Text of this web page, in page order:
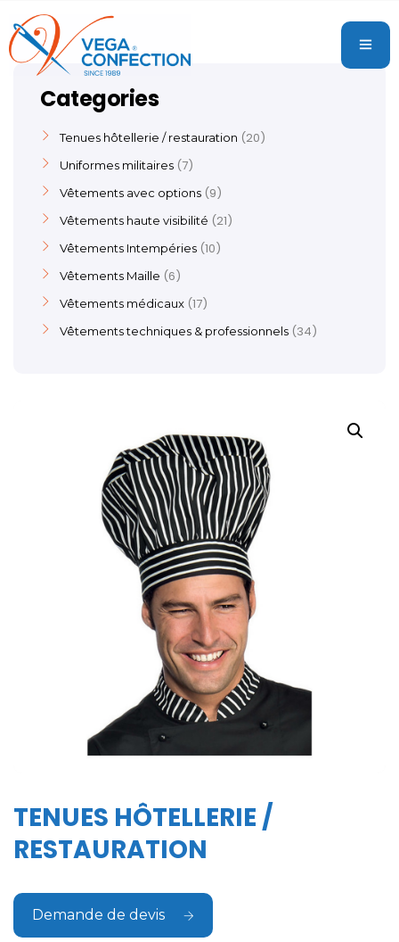
TENUES HÔTELLERIE /
RESTAURATION
Demande de devis
Categories
Tenues hôtellerie / restauration 20
Uniformes militaires 7
Vêtements avec options 9
Vêtements haute visibilité 21
Vêtements Intempéries 10
Vêtements Maille 6
Vêtements médicaux 17
Vêtements techniques & professionnels 34